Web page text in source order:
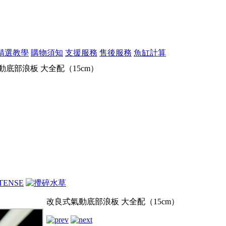
選教學 購物須知 支援服務 售後服務 魚缸計算
底部浪板 大全配（15cm）
改良式氣動底部浪板 大全配（15cm）